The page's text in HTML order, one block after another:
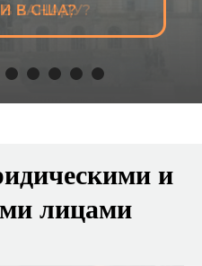
КАНАДУ?
и
лицами